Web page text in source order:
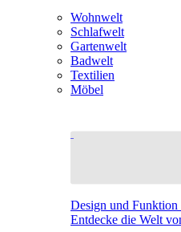
Wohnwelt
Schlafwelt
Gartenwelt
Badwelt
Textilien
Möbel
Design und Funktion
Entdecke die Welt